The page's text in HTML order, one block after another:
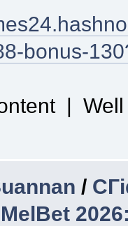
bonus-
| Well
/